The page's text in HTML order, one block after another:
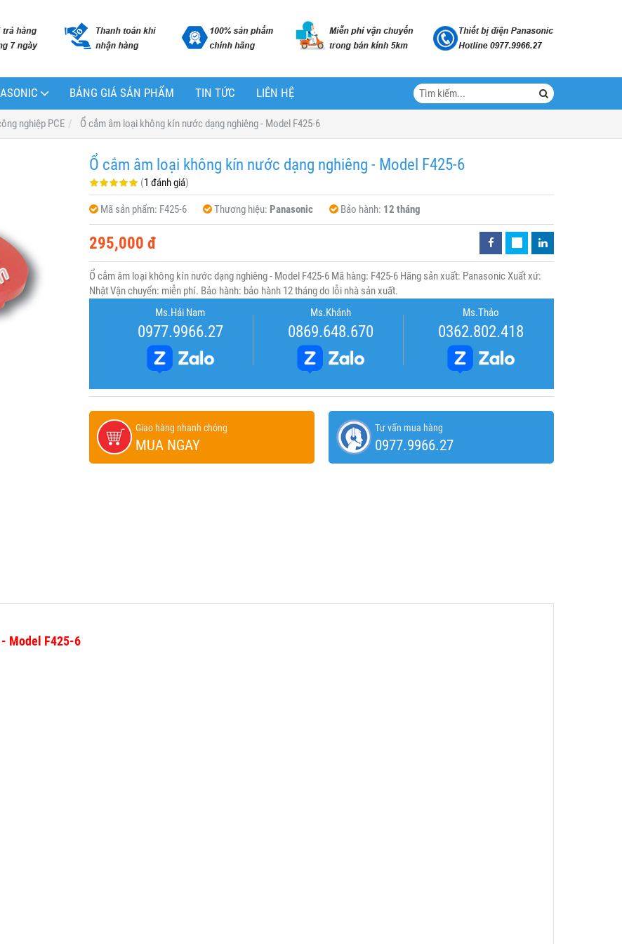
BẢNG GIÁ SẢN PHẨM TIN TỨC LIÊN HỆ
nghiệp PCE Ổ cắm âm loại không kín nước dạng nghiêng - Model F425-6
Ổ cắm âm loại không kín nước dạng nghiêng - Model F425-6
(1 đánh giá)
Mã sản phẩm: F425-6 Thương hiệu: Panasonic Bảo hành: 12 tháng
295,000 đ
Ổ cắm âm loại không kín nước dạng nghiêng - Model F425-6 Mã hàng: F425-6 Hãng sản xuất: Panasonic Xuất xứ:
Nhật Vận chuyển: miễn phí. Bảo hành: bảo hành 12 tháng do lỗi nhà sản xuất.
Ms.Hải Nam
0977.9966.27
Ms.Khánh
0869.648.670
Ms.Thảo
0362.802.418
Giao hàng nhanh chóng
MUA NGAY
Tư vấn mua hàng
0977.9966.27
Model F425-6